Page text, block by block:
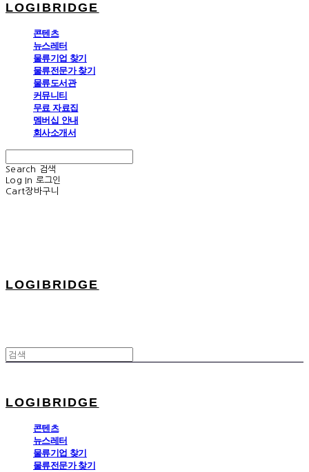
LOGIBRIDGE
콘텐츠
뉴스레터
물류기업 찾기
물류전문가 찾기
물류도서관
커뮤니티
무료 자료집
멤버십 안내
회사소개서
Search
검색
Log In 로그인
Cart장바구니
LOGIBRIDGE
LOGIBRIDGE
콘텐츠
뉴스레터
물류기업 찾기
물류전문가 찾기